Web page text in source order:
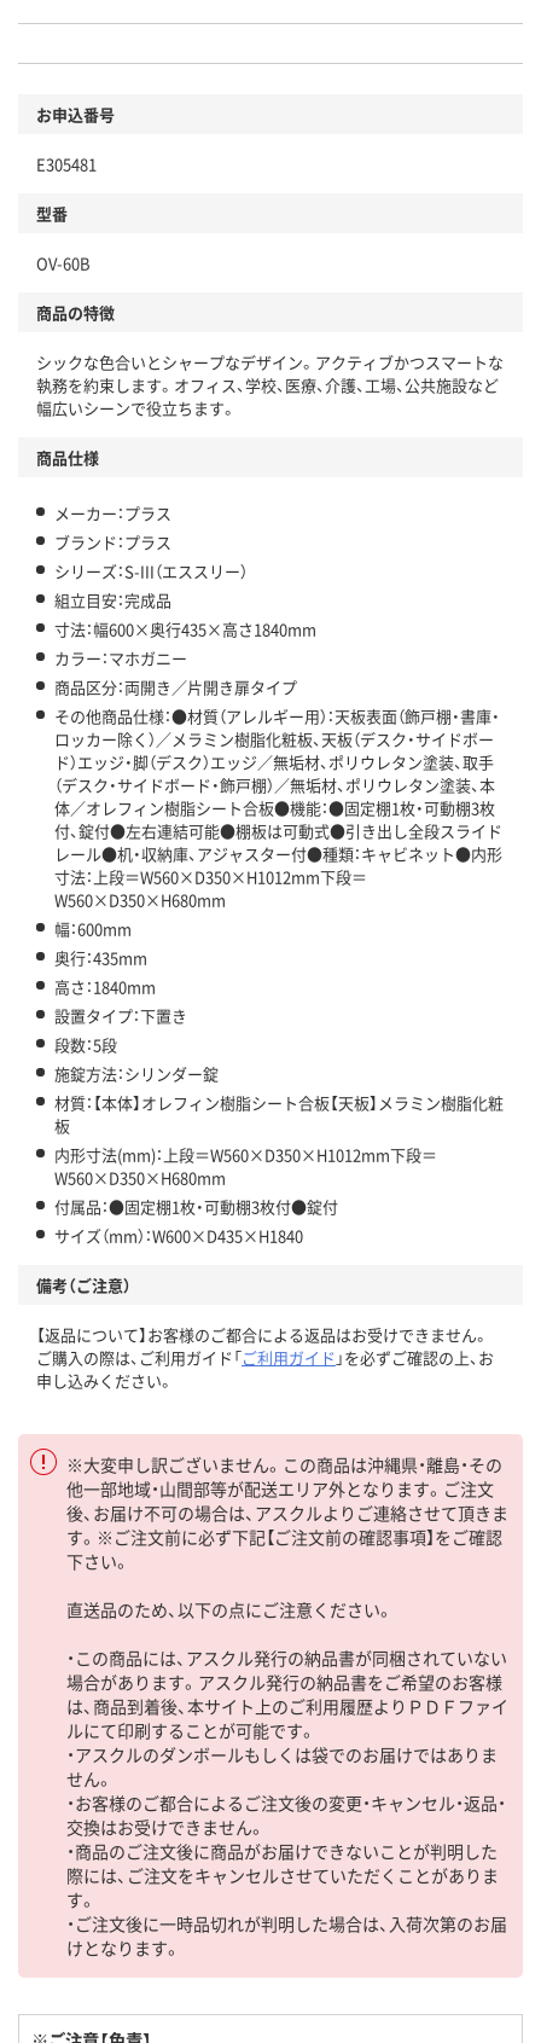
お申込番号
E305481
型番
OV-60B
商品の特徴
シックな色合いとシャープなデザイン。アクティブかつスマートな
執務を約束します。オフィス、学校、医療、介護、工場、公共施設など
幅広いシーンで役立ちます。
商品仕様
メーカー：プラス
ブランド：プラス
シリーズ：S-III（エススリー）
組立目安：完成品
寸法：幅600×奥行435×高さ1840mm
カラー：マホガニー
商品区分：両開き／片開き扉タイプ
その他商品仕様：●材質（アレルギー用）：天板表面（飾戸棚・書庫・
ロッカー除く）／メラミン樹脂化粧板、天板（デスク・サイドボー
ド）エッジ・脚（デスク）エッジ／無垢材、ポリウレタン塗装、取手
（デスク・サイドボード・飾戸棚）／無垢材、ポリウレタン塗装、本
体／オレフィン樹脂シート合板●機能：●固定棚1枚・可動棚3枚
付、錠付●左右連結可能●棚板は可動式●引き出し全段スライド
レール●机・収納庫、アジャスター付●種類：キャビネット●内形
寸法：上段＝W560×D350×H1012mm下段＝
W560×D350×H680mm
幅：600mm
奥行：435mm
高さ：1840mm
設置タイプ：下置き
段数：5段
施錠方法：シリンダー錠
材質：【本体】オレフィン樹脂シート合板【天板】メラミン樹脂化粧
板
内形寸法(mm)：上段＝W560×D350×H1012mm下段＝
W560×D350×H680mm
付属品：●固定棚1枚・可動棚3枚付●錠付
サイズ（mm）：W600×D435×H1840
備考（ご注意）
【返品について】お客様のご都合による返品はお受けできません。
ご購入の際は、ご利用ガイド「ご利用ガイド 」を必ずご確認の上、お
申し込みください。
※大変申し訳ございません。この商品は沖縄県・離島・その
他一部地域・山間部等が配送エリア外となります。ご注文
後、お届け不可の場合は、アスクルよりご連絡させて頂きま
す。※ご注文前に必ず下記【ご注文前の確認事項】をご確認
下さい。
直送品のため、以下の点にご注意ください。
・この商品には、アスクル発行の納品書が同梱されていない
場合があります。アスクル発行の納品書をご希望のお客様
は、商品到着後、本サイト上のご利用履歴よりＰＤＦファイ
ルにて印刷することが可能です。
・アスクルのダンボールもしくは袋でのお届けではありま
せん。
・お客様のご都合によるご注文後の変更・キャンセル・返品・
交換はお受けできません。
・商品のご注文後に商品がお届けできないことが判明した
際には、ご注文をキャンセルさせていただくことがありま
す。
・ご注文後に一時品切れが判明した場合は、入荷次第のお届
けとなります。